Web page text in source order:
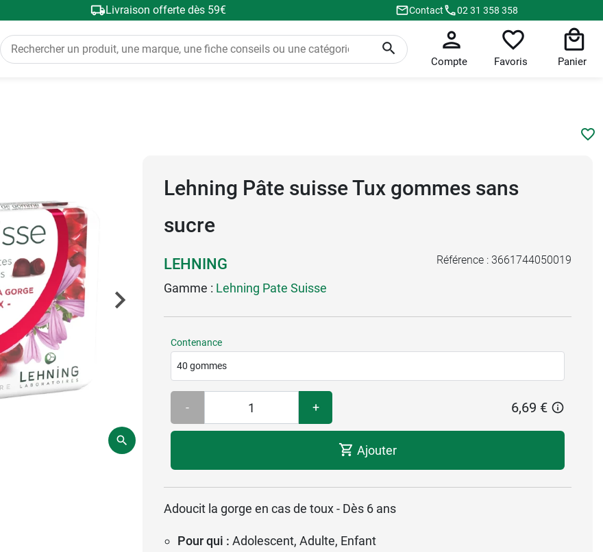
Livraison offerte dès 59€ Contact 02 31 358 358
Compte Favoris Panier
Lehning Pâte suisse Tux gommes sans
sucre
LEHNING
Gamme : Lehning Pate Suisse
Référence : 3661744050019
Contenance
40 gommes
- + 6,69 €
Ajouter
Adoucit la gorge en cas de toux - Dès 6 ans
Pour qui : Adolescent, Adulte, Enfant